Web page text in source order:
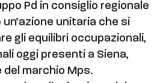
Pd in consiglio regionale
unitaria che si
gli equilibri occupazionali,
oggi presenti a Siena,
del marchio Mps.